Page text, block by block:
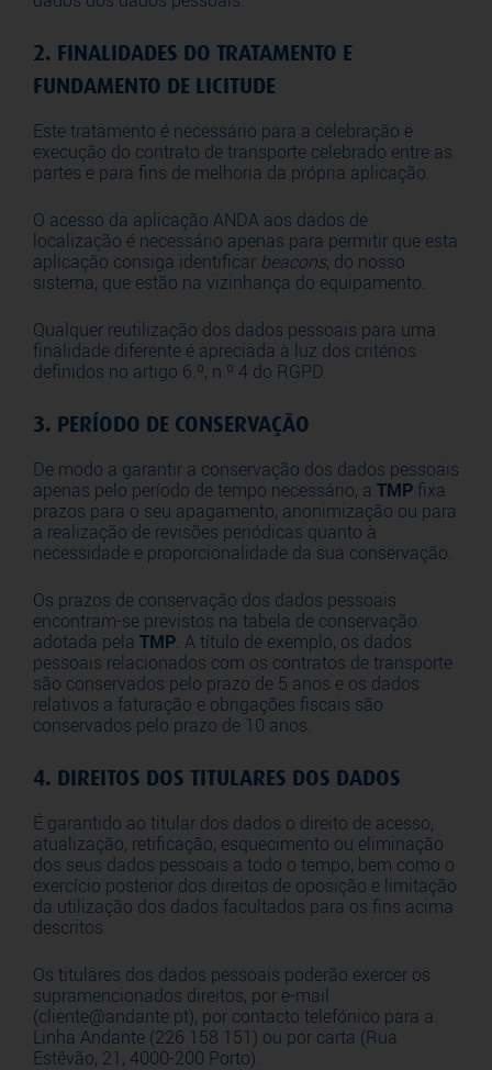
2. FINALIDADES DO TRATAMENTO E
FUNDAMENTO DE LICITUDE
Este tratamento é necessário para a celebração e
execução do contrato de transporte celebrado entre as
partes e para fins de melhoria da própria aplicação.
O acesso da aplicação ANDA aos dados de
localização é necessário apenas para permitir que esta
aplicação consiga identificar beacons, do nosso
sistema, que estão na vizinhança do equipamento.
Qualquer reutilização dos dados pessoais para uma
finalidade diferente é apreciada à luz dos critérios
definidos no artigo 6.º, n.º 4 do RGPD.
3. PERÍODO DE CONSERVAÇÃO
De modo a garantir a conservação dos dados pessoais
apenas pelo período de tempo necessário, a TMP fixa
prazos para o seu apagamento, anonimização ou para
a realização de revisões periódicas quanto à
necessidade e proporcionalidade da sua conservação.
Os prazos de conservação dos dados pessoais
encontram-se previstos na tabela de conservação
adotada pela TMP. A título de exemplo, os dados
pessoais relacionados com os contratos de transporte
são conservados pelo prazo de 5 anos e os dados
relativos a faturação e obrigações fiscais são
conservados pelo prazo de 10 anos.
4. DIREITOS DOS TITULARES DOS DADOS
É garantido ao titular dos dados o direito de acesso,
atualização, retificação, esquecimento ou eliminação
dos seus dados pessoais a todo o tempo, bem como o
exercício posterior dos direitos de oposição e limitação
da utilização dos dados facultados para os fins acima
descritos.
Os titulares dos dados pessoais poderão exercer os
supramencionados direitos, por e-mail
(cliente@andante.pt), por contacto telefónico para a
Linha Andante (226 158 151) ou por carta (Rua
Estêvão, 21, 4000-200 Porto).